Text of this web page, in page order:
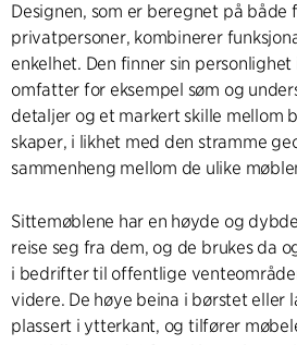
Designen, som er beregnet på både
privatpersoner, kombinerer
enkelhet. Den finner sin
omfatter for eksempel søm og
detaljer og et markert skille mellom
skaper, i likhet med den stramme
sammenheng mellom de ulike
Sittemøblene har en høyde og
reise seg fra dem, og de brukes da
i bedrifter til offentlige
videre. De høye beina i børstet eller
plassert i ytterkant, og tilfører